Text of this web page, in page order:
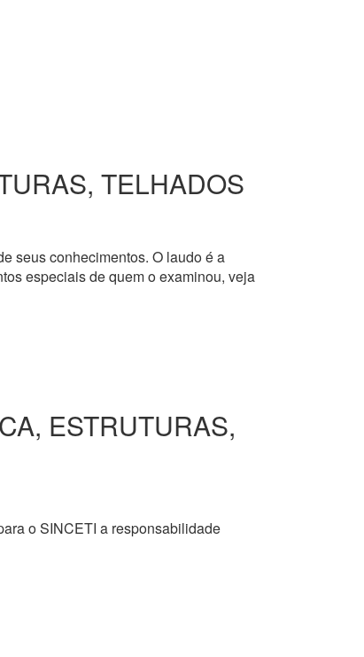
TELHADOS
seus conhecimentos. O laudo é a
especiais de quem o examinou, veja
ESTRUTURAS,
o SINCETI a responsabilidade